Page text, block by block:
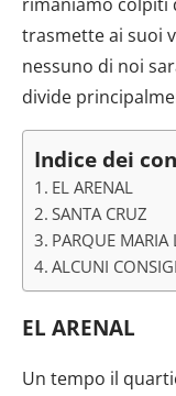
trasmette ai suoi
nessuno di noi
divide
Indice dei
EL ARENAL
SANTA CRUZ
PARQUE MARIA
ALCUNI
EL ARENAL
Un tempo il